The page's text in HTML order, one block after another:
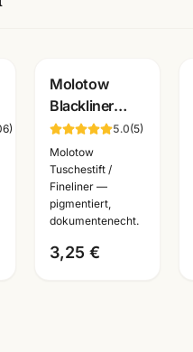
)
Molotow
Blackliner
Fineliner
schwarz ·
pigmentiert +
dokumentenecht
·
5.0(5)
Molotow
Tuschestift /
Fineliner —
pigmentiert,
dokumentenecht.
3,25 €